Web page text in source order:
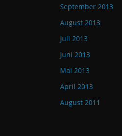
September 2013
August 2013
Juli 2013
Juni 2013
Mai 2013
April 2013
August 2011